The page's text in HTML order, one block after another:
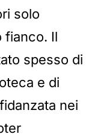
solo
fianco. Il
spesso di
e di
nei